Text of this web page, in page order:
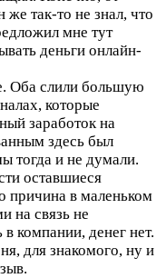
же так-то не знал, что
мне тут
деньги онлайн-
Оба слили большую
которые
заработок на
здесь был
тогда и не думали.
оставшиеся
причина в маленьком
на связь не
компании, денег нет.
для знакомого, ну и